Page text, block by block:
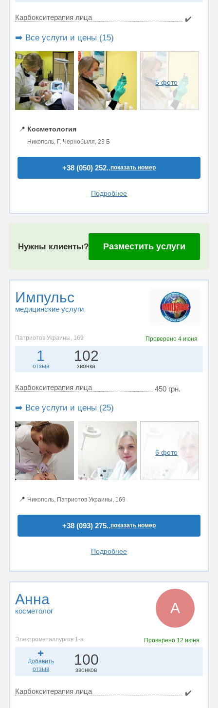
Карбокситерапия лица ✔️
➡️ Все услуги и цены (15)
5 фото
📍 Косметология
Никополь, Г. Чернобыля, 23 Б
+38 (050) 252..показать номер
Подробнее
Нужны клиенты? Разместить услуги
Импульс
медицинские услуги
Патриотов Украины, 169 Проверено4 июня
1
отзыв
102
звонка
Карбокситерапия лица 450 грн.
➡️ Все услуги и цены (25)
6 фото
📍 Никополь, Патриотов Украины, 169
+38 (093) 275..показать номер
Подробнее
Анна
косметолог А
Электрометаллургов 1-а Проверено 12 июня
Добавить
отзыв
100
звонков
Карбокситерапия лица ✔️